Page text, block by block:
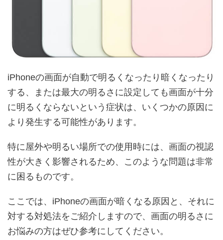
iPhoneの画面が自動で明るくなったり暗くなったり
する、または最大の明るさに設定しても画面が十分
に明るくならないという症状は、いくつかの原因に
より発生する可能性があります。
特に屋外や明るい場所での使用時には、画面の視認
性が大きく影響されるため、このような問題は非常
に困るものです。
ここでは、iPhoneの画面が暗くなる原因と、それに
対する対処法をご紹介しますので、画面の明るさに
お悩みの方はぜひ参考にしてください。